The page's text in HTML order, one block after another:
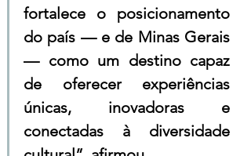
fortalece o posicionamento
do país — e de Minas Gerais
— como um destino capaz
de oferecer experiências
únicas, inovadoras e
conectadas à diversidade